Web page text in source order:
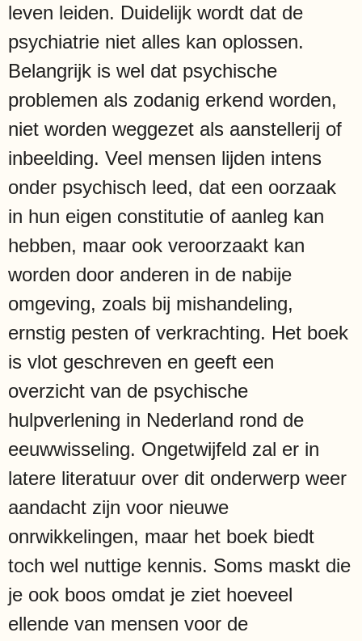
leven leiden. Duidelijk wordt dat de
psychiatrie niet alles kan oplossen.
Belangrijk is wel dat psychische
problemen als zodanig erkend worden,
niet worden weggezet als aanstellerij of
inbeelding. Veel mensen lijden intens
onder psychisch leed, dat een oorzaak
in hun eigen constitutie of aanleg kan
hebben, maar ook veroorzaakt kan
worden door anderen in de nabije
omgeving, zoals bij mishandeling,
ernstig pesten of verkrachting. Het boek
is vlot geschreven en geeft een
overzicht van de psychische
hulpverlening in Nederland rond de
eeuwwisseling. Ongetwijfeld zal er in
latere literatuur over dit onderwerp weer
aandacht zijn voor nieuwe
onrwikkelingen, maar het boek biedt
toch wel nuttige kennis. Soms maskt die
je ook boos omdat je ziet hoeveel
ellende van mensen voor de